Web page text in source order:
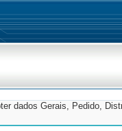
dados Gerais, Pedido,